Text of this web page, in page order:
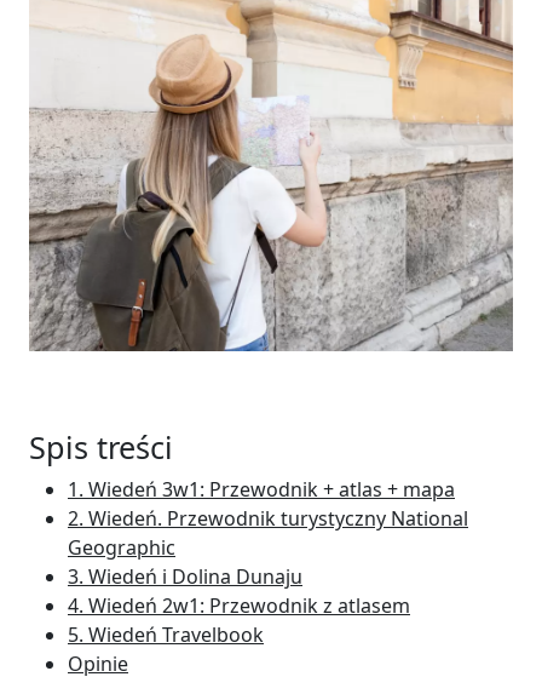
Spis treści
1. Wiedeń 3w1: Przewodnik + atlas + mapa
2. Wiedeń. Przewodnik turystyczny National
Geographic
3. Wiedeń i Dolina Dunaju
4. Wiedeń 2w1: Przewodnik z atlasem
5. Wiedeń Travelbook
Opinie